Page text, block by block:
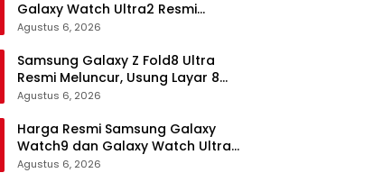
Galaxy Watch Ultra2 Resmi
Meluncur, Bawa AI, Snapdragon
Baru
Agustus 6, 2026
Samsung Galaxy Z Fold8 Ultra
Resmi Meluncur, Usung Layar 8
Inci, Kamera 200MP dan
Agustus 6, 2026
Harga Resmi Samsung Galaxy
Watch9 dan Galaxy Watch Ultra2
di Indonesia, Mulai Rp5,9 Jutaan
Agustus 6, 2026